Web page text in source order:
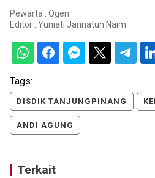
Pewarta : Ogen
Editor : Yuniati Jannatun Naim
Tags:
DISDIK TANJUNGPINANG
ANDI AGUNG
Terkait